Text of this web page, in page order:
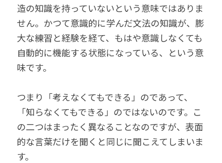
造の知識を持っていないという意味ではありま
せん。かつて意識的に学んだ文法の知識が、膨
大な練習と経験を経て、もはや意識しなくても
自動的に機能する状態になっている、という意
味です。
つまり「考えなくてもできる」のであって、
「知らなくてもできる」のではないのです。こ
の二つはまったく異なることなのですが、表面
的な言葉だけを聞くと同じに聞こえてしまいま
す。